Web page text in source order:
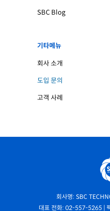
SBC Blog
기타메뉴
회사 소개
도입 문의
고객 사례
회사명: SBC
대표 전화: 02-557-5265 |